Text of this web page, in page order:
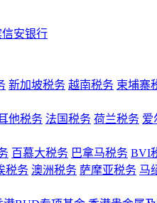
安银行
新加坡税务 越南税务 柬埔寨
他税务 法国税务 荷兰税务 爱
百慕大税务 巴拿马税务 BVI
税务 澳洲税务 萨摩亚税务 马